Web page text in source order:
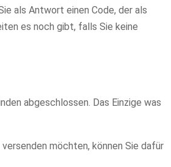
als Antwort einen Code, der als
es noch gibt, falls Sie keine
abgeschlossen. Das Einzige was
möchten, können Sie dafür